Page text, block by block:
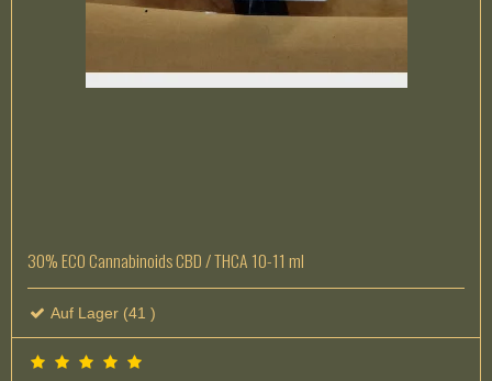
30% ECO Cannabinoids CBD / THCA 10-11 ml
Auf Lager (41 )